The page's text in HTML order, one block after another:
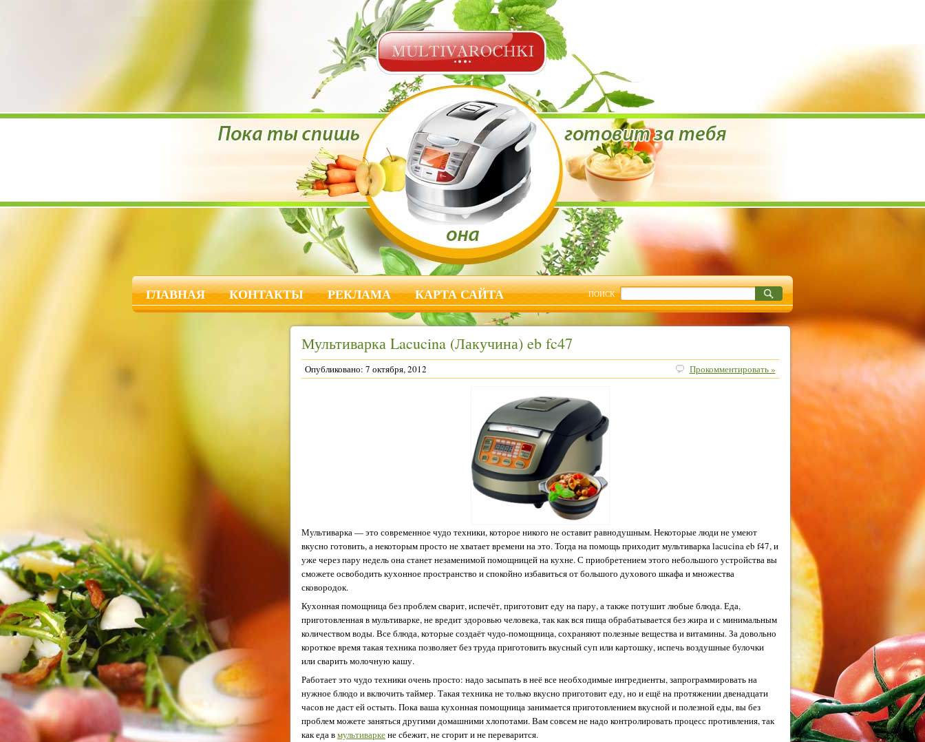
ГЛАВНАЯ КОНТАКТЫ РЕКЛАМА КАРТА САЙТА ПОИСК
Мультиварка Lacucina (Лакучина) eb fc47
Опубликовано: 7 октября, 2012 Прокомментировать »
Мультиварка — это современное чудо техники, которое никого не оставит равнодушным. Некоторые люди не умеют
вкусно готовить, а некоторым просто не хватает времени на это. Тогда на помощь приходит мультиварка lacucina eb f47, и
уже через пару недель она станет незаменимой помощницей на кухне. С приобретением этого небольшого устройства вы
сможете освободить кухонное пространство и спокойно избавиться от большого духового шкафа и множества
сковородок.
Кухонная помощница без проблем сварит, испечёт, приготовит еду на пару, а также потушит любые блюда. Еда,
приготовленная в мультиварке, не вредит здоровью человека, так как вся пища обрабатывается без жира и с минимальным
количеством воды. Все блюда, которые создаёт чудо-помощница, сохраняют полезные вещества и витамины. За довольно
короткое время такая техника позволяет без труда приготовить вкусный суп или картошку, испечь воздушные булочки
или сварить молочную кашу.
Работает это чудо техники очень просто: надо засыпать в неё все необходимые ингредиенты, запрограммировать на
нужное блюдо и включить таймер. Такая техника не только вкусно приготовит еду, но и ещё на протяжении двенадцати
часов не даст ей остыть. Пока ваша кухонная помощница занимается приготовлением вкусной и полезной еды, вы без
проблем можете заняться другими домашними хлопотами. Вам совсем не надо контролировать процесс противления, так
как еда вмультиваркене сбежит, не сгорит и не переварится.